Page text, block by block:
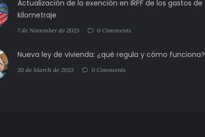
Actualización de la exención en IRPF de los gastos de
kilometraje
7 de November de 2023 0 Comments
Nueva ley de vivienda: ¿qué regula y cómo funciona?
20 de March de 2023 0 Comments